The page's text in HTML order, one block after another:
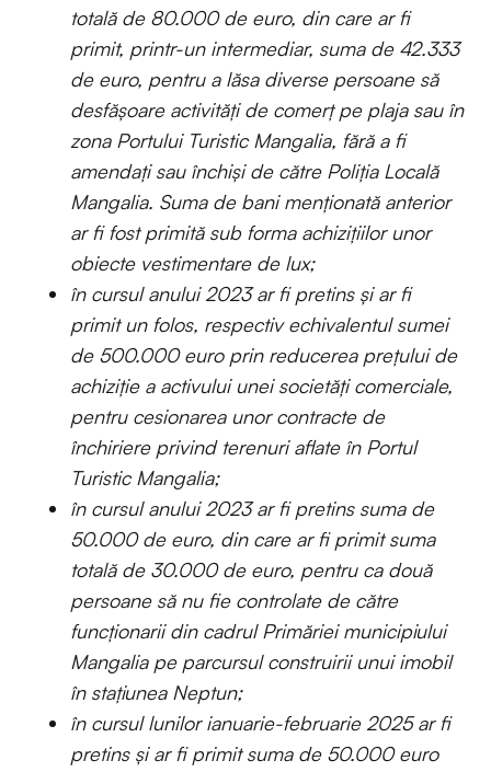
totală de 80.000 de euro, din care ar fi
primit, printr-un intermediar, suma de 42.333
de euro, pentru a lăsa diverse persoane să
desfășoare activități de comerț pe plaja sau în
zona Portului Turistic Mangalia, fără a fi
amendați sau închiși de către Poliția Locală
Mangalia. Suma de bani menționată anterior
ar fi fost primită sub forma achizițiilor unor
obiecte vestimentare de lux;
în cursul anului 2023 ar fi pretins și ar fi
primit un folos, respectiv echivalentul sumei
de 500.000 euro prin reducerea prețului de
achiziție a activului unei societăți comerciale,
pentru cesionarea unor contracte de
închiriere privind terenuri aflate în Portul
Turistic Mangalia;
în cursul anului 2023 ar fi pretins suma de
50.000 de euro, din care ar fi primit suma
totală de 30.000 de euro, pentru ca două
persoane să nu fie controlate de către
funcționarii din cadrul Primăriei municipiului
Mangalia pe parcursul construirii unui imobil
în stațiunea Neptun;
în cursul lunilor ianuarie-februarie 2025 ar fi
pretins și ar fi primit suma de 50.000 euro